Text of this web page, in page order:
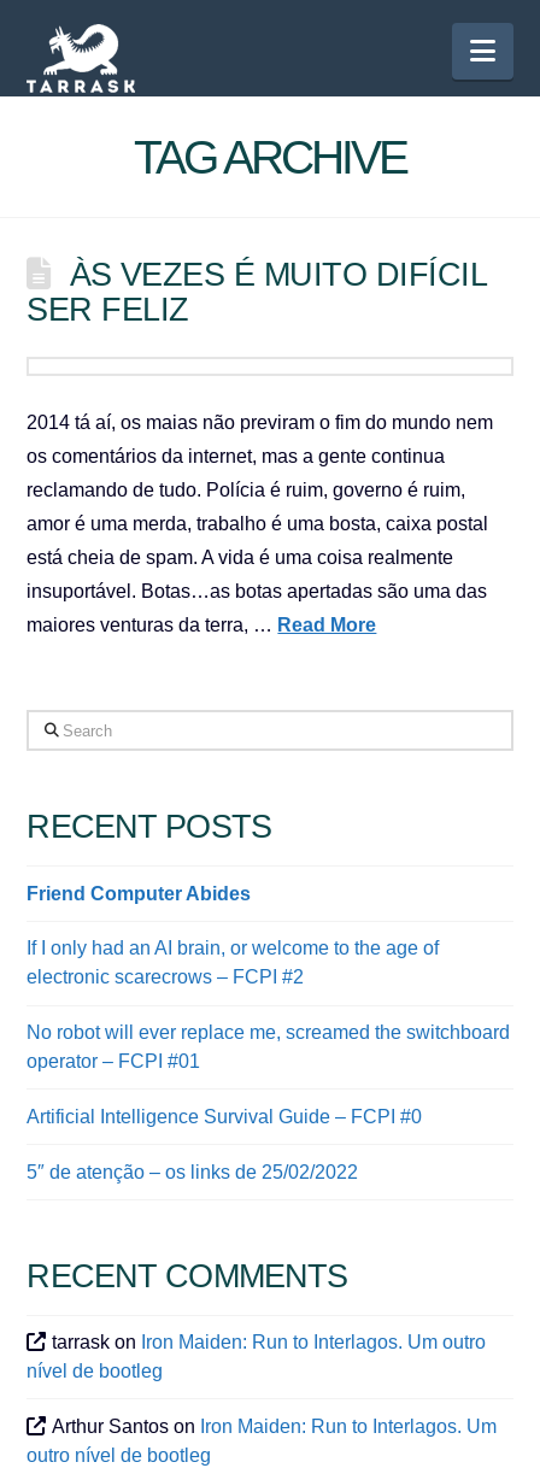
TAG ARCHIVE
ÀS VEZES É MUITO DIFÍCIL
SER FELIZ
2014 tá aí, os maias não previram o fim do mundo nem
os comentários da internet, mas a gente continua
reclamando de tudo. Polícia é ruim, governo é ruim,
amor é uma merda, trabalho é uma bosta, caixa postal
está cheia de spam. A vida é uma coisa realmente
insuportável. Botas…as botas apertadas são uma das
maiores venturas da terra, … Read More
Search
RECENT POSTS
Friend Computer Abides
If I only had an AI brain, or welcome to the age of
electronic scarecrows – FCPI #2
No robot will ever replace me, screamed the switchboard
operator – FCPI #01
Artificial Intelligence Survival Guide – FCPI #0
5″ de atenção – os links de 25/02/2022
RECENT COMMENTS
tarrask on Iron Maiden: Run to Interlagos. Um outro
nível de bootleg
Arthur Santos on Iron Maiden: Run to Interlagos. Um
outro nível de bootleg